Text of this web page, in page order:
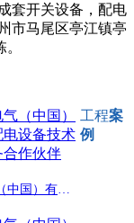
套开关设备，配电
市马尾区亭江镇亭
工程案
例